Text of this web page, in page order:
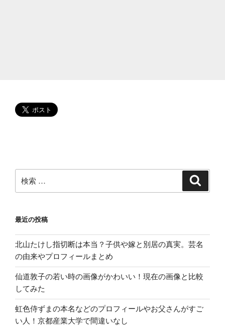
ル
ま
く
い
コ
ト
一
二
役”
の
索:
最近の投稿
北山たけし指切断は本当？子供や嫁と別居の真実。芸名
の由来やプロフィールまとめ
仙道敦子の若い時の画像がかわいい！現在の画像と比較
してみた
虹色侍ずまの本名などのプロフィールやお父さんがすご
い人！京都産業大学で間違いなし